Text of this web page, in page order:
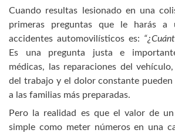
Cuando resultas lesionado en una
primeras preguntas que le harás a
accidentes automovilísticos es:
Es una pregunta justa e
médicas, las reparaciones del
del trabajo y el dolor constante
a las familias más preparadas.
Pero la realidad es que el valor de
simple como meter números en una